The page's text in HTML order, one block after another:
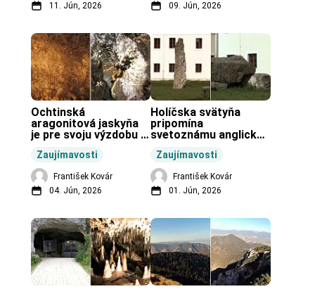
11. Jún, 2026
09. Jún, 2026
Zaujímavosti
Ochtinská
aragonitová jaskyňa
je pre svoju výzdobu
vo svete.
František Kovár
04. Jún, 2026
Zaujímavosti
Holíčska svätyňa
pripomína
svetoznámu anglickú
František Kovár
01. Jún, 2026